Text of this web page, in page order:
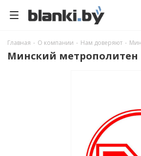
Главная - О компании - Нам доверяют -
Минский метрополитен